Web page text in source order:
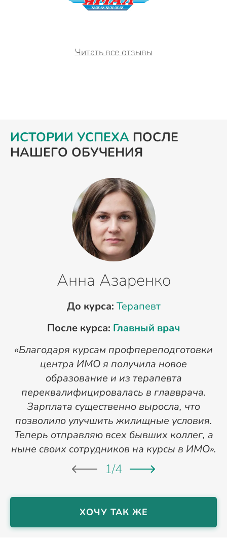
Читать все отзывы
ИСТОРИИ УСПЕХА ПОСЛЕ
НАШЕГО ОБУЧЕНИЯ
Анна Азаренко
До курса: Терапевт
После курса: Главный врач
«Благодаря курсам профпереподготовки
центра ИМО я получила новое
образование и из терапевта
переквалифицировалась в главврача.
Зарплата существенно выросла, что
позволило улучшить жилищные условия.
Теперь отправляю всех бывших коллег, а
ныне своих сотрудников на курсы в ИМО».
1/4
ХОЧУ ТАК ЖЕ